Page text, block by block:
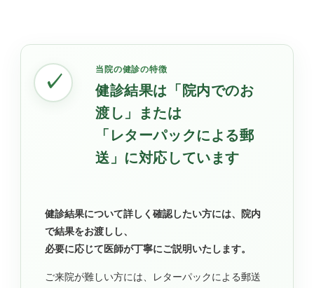
✓
当院の健診の特徴
健診結果は「院内でのお
渡し」または
「レターパックによる郵
送」に対応しています
健診結果について詳しく確認したい方には、院内
で結果をお渡しし、
必要に応じて医師が丁寧にご説明いたします。
ご来院が難しい方には、レターパックによる郵送